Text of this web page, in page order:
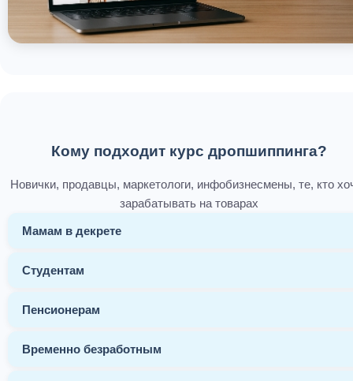
Кому подходит курс дропшиппинга?
Новички, продавцы, маркетологи, инфобизнесмены, те, кто
зарабатывать на товарах
Мамам в декрете
Студентам
Пенсионерам
Временно безработным